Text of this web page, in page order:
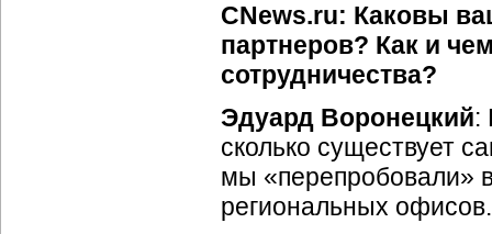
CNews.ru: Каковы
партнеров? Как и
сотрудничества?
Эдуард Воронецкий:
сколько существует
мы «перепробовали»
региональных офисов.